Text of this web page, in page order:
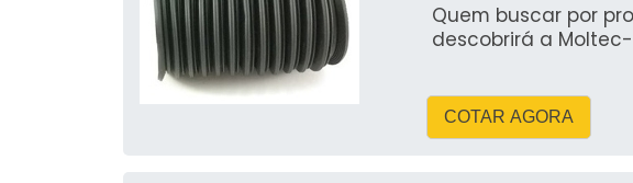
Quem buscar por
descobrirá a
COTAR AGORA